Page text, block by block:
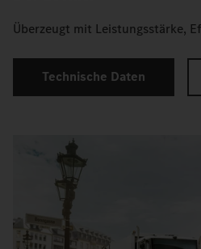
Überzeugt mit Leistungsstärke,
Technische Daten